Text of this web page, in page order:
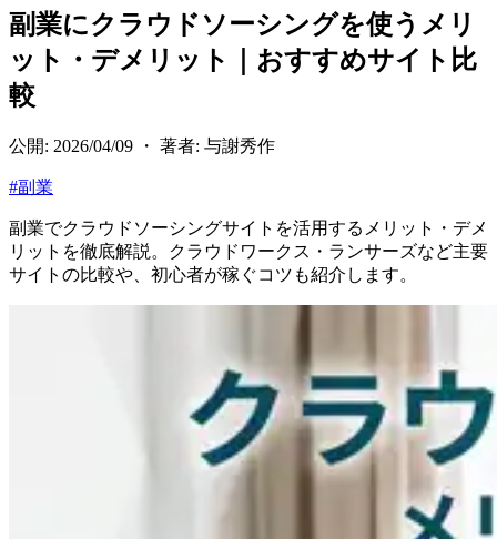
副業にクラウドソーシングを使うメリ
ット・デメリット｜おすすめサイト比
較
公開: 2026/04/09 ・ 著者: 与謝秀作
#副業
副業でクラウドソーシングサイトを活用するメリット・デメ
リットを徹底解説。クラウドワークス・ランサーズなど主要
サイトの比較や、初心者が稼ぐコツも紹介します。